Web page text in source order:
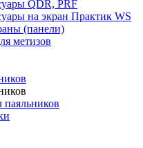
QDR, PRF
на экран Практик WS
(панели)
метизов
паяльников